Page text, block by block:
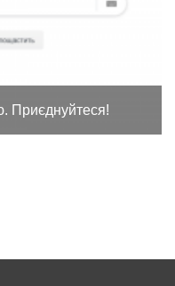
Приєднуйтеся!